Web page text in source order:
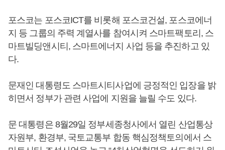
포스코는 포스코ICT를 비롯해 포스코건설, 포스코에너
지 등 그룹의 주력 계열사를 참여시켜 스마트팩토리, 스
마트빌딩앤시티, 스마트에너지 사업 등을 추진하고 있
다.
문재인 대통령도 스마트시티사업에 긍정적인 입장을 밝
히면서 정부가 관련 사업에 지원을 늘릴 수도 있다.
문 대통령은 8월29일 정부세종청사에서 열린 산업통상
자원부, 환경부, 국토교통부 합동 핵심정책토의에서 스